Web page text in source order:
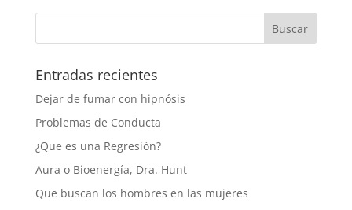
Entradas recientes
Dejar de fumar con hipnósis
Problemas de Conducta
¿Que es una Regresión?
Aura o Bioenergía, Dra. Hunt
Que buscan los hombres en las mujeres